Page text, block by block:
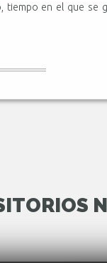
tiempo en el que se